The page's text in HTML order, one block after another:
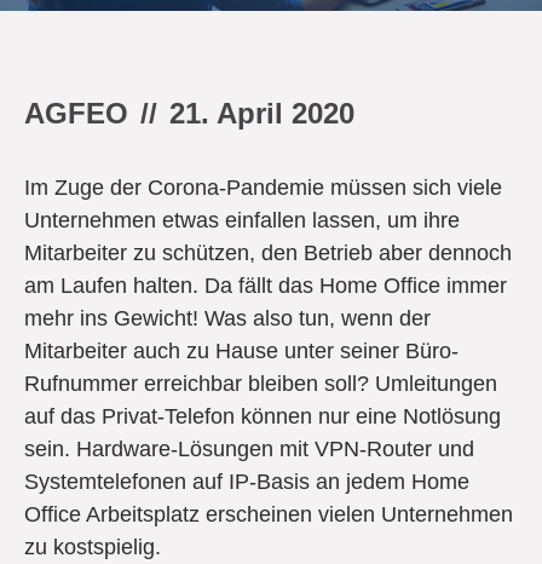
AGFEO // 21. April 2020
Im Zuge der Corona-Pandemie müssen sich viele
Unternehmen etwas einfallen lassen, um ihre
Mitarbeiter zu schützen, den Betrieb aber dennoch
am Laufen halten. Da fällt das Home Office immer
mehr ins Gewicht! Was also tun, wenn der
Mitarbeiter auch zu Hause unter seiner Büro-
Rufnummer erreichbar bleiben soll? Umleitungen
auf das Privat-Telefon können nur eine Notlösung
sein. Hardware-Lösungen mit VPN-Router und
Systemtelefonen auf IP-Basis an jedem Home
Office Arbeitsplatz erscheinen vielen Unternehmen
zu kostspielig.